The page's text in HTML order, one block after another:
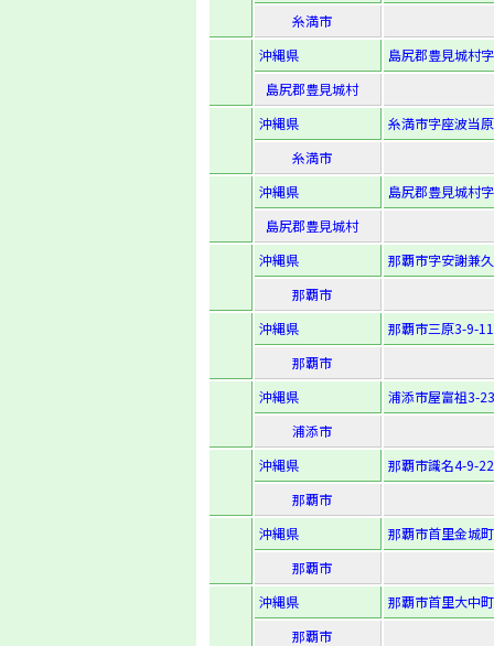
糸満市
沖縄県
島尻郡豊見城村
島尻郡豊見城村
沖縄県
糸満市字座波当
糸満市
沖縄県
島尻郡豊見城村
島尻郡豊見城村
沖縄県
那覇市字安謝兼
那覇市
沖縄県
那覇市三原3-9-11
那覇市
沖縄県
浦添市屋富祖3-
浦添市
沖縄県
那覇市識名4-9-22
那覇市
沖縄県
那覇市首里金城
那覇市
沖縄県
那覇市首里大中
那覇市